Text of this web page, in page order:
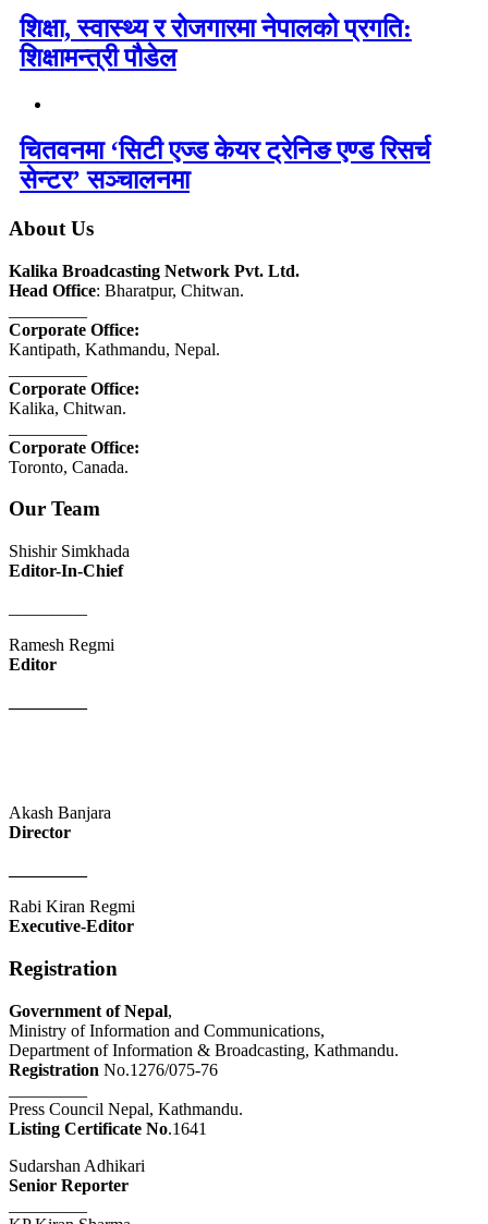
शिक्षा, स्वास्थ्य र रोजगारमा नेपालको प्रगति:
शिक्षामन्त्री पौडेल
चितवनमा ‘सिटी एज्ड केयर ट्रेनिङ एण्ड रिसर्च
सेन्टर’ सञ्चालनमा
About Us
Kalika Broadcasting Network Pvt. Ltd.
Head Office: Bharatpur, Chitwan.
Corporate Office:
Kantipath, Kathmandu, Nepal.
Corporate Office:
Kalika, Chitwan.
Corporate Office:
Toronto, Canada.
Our Team
Shishir Simkhada
Editor-In-Chief
Ramesh Regmi
Editor
Akash Banjara
Director
Rabi Kiran Regmi
Executive-Editor
Registration
Government of Nepal,
Ministry of Information and Communications,
Department of Information & Broadcasting, Kathmandu.
Registration No.1276/075-76
Press Council Nepal, Kathmandu.
Listing Certificate No.1641
Sudarshan Adhikari
Senior Reporter